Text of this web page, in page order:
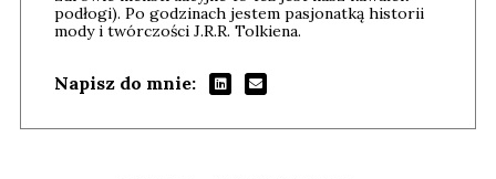
podłogi). Po godzinach jestem pasjonatką historii
mody i twórczości J.R.R. Tolkiena.
Napisz do mnie: